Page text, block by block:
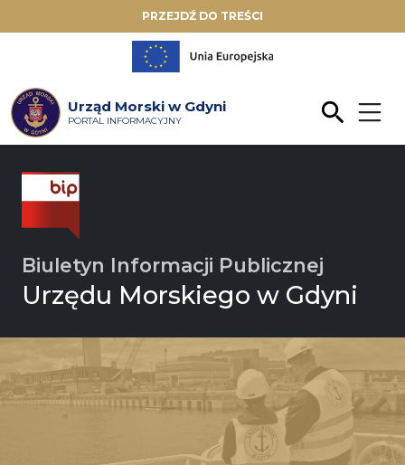
PRZEJDŹ DO TREŚCI
Urząd Morski w Gdyni
PORTAL INFORMACYJNY
Biuletyn Informacji Publicznej
Urzędu Morskiego w Gdyni